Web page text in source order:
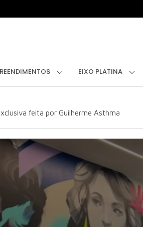
EIXO PLATINA
feita por Guilherme Asthma